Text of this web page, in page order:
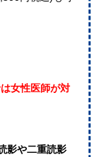
女性医師が対
影や二重読影